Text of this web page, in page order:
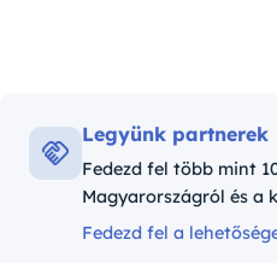
Legyünk partnerek
Fedezd fel több mint
Magyarországról és a
Fedezd fel a